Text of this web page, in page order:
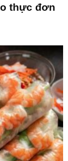
thực đơn